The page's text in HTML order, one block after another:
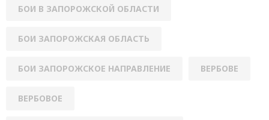
БОИ В ЗАПОРОЖСКОЙ ОБЛАСТИ
БОИ ЗАПОРОЖСКАЯ ОБЛАСТЬ
БОИ ЗАПОРОЖСКОЕ НАПРАВЛЕНИЕ ВЕРБОВЕ
ВЕРБОВОЕ